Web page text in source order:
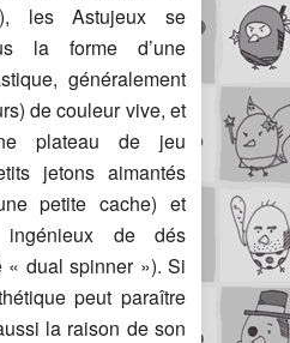
les Astujeux se
la forme d’une
généralement
de couleur vive, et
plateau de jeu
jetons aimantés
petite cache) et
ingénieux de dés
« dual spinner »). Si
peut paraître
la raison de son